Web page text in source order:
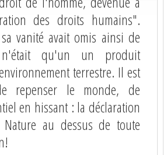
des droits humains".
vanité avait omis ainsi de
qu'un un produit
terrestre. Il est
repenser le monde, de
en hissant : la déclaration
au dessus de toute